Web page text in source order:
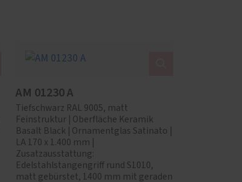
AM 01230 A
Tiefschwarz RAL 9005, matt
Feinstruktur | Oberfläche Keramik
Basalt Black | Ornamentglas Satinato |
LA 170 x 1.400 mm |
Zusatzausstattung:
Edelstahlstangengriff rund S1010,
matt gebürstet, 1400 mm mit geraden